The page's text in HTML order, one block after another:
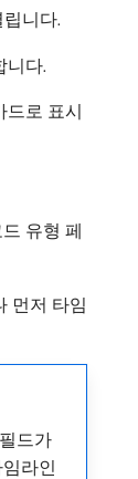
니다.
니다.
드로 표시
유형 페
먼저 타임
드가
라인